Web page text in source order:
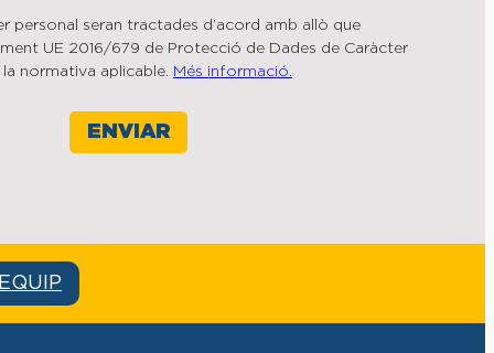
personal seran tractades d’acord amb allò que
UE 2016/679 de Protecció de Dades de Caràcter
normativa aplicable. Més informació.